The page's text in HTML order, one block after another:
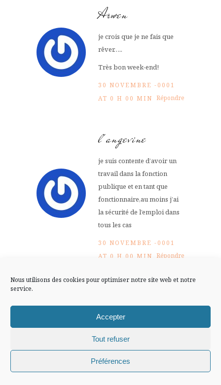
Nous utilisons des cookies pour optimiser notre site web et notre
service.
Accepter
Tout refuser
Préférences
Arwen
je crois que je ne fais que
rêver…..
Très bon week-end!
30 NOVEMBRE -0001
AT 0 H 00 MIN Répondre
l'angevine
je suis contente d’avoir un
travail dans la fonction
publique et en tant que
fonctionnaire,au moins j’ai
la sécurité de l’emploi dans
tous les cas
30 NOVEMBRE -0001
AT 0 H 00 MIN Répondre
certes, moi aussi, je suis
mais….
30 NOVEMBRE -0001
Répondre
FLUX INSTA
Suivre sur Instagram